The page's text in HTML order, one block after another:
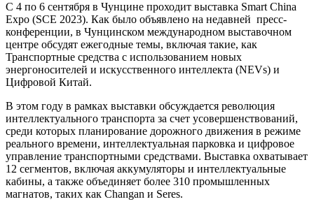
С 4 по 6 сентября в Чунцине проходит выставка Smart China
Expo (SCE 2023). Как было объявлено на недавней пресс-
конференции, в Чунцинском международном выставочном
центре обсудят ежегодные темы, включая такие, как
Транспортные средства с использованием новых
энергоносителей и искусственного интеллекта (NEVs) и
Цифровой Китай.
В этом году в рамках выставки обсуждается революция
интеллектуального транспорта за счет усовершенствований,
среди которых планирование дорожного движения в режиме
реального времени, интеллектуальная парковка и цифровое
управление транспортными средствами. Выставка охватывает
12 сегментов, включая аккумуляторы и интеллектуальные
кабины, а также объединяет более 310 промышленных
магнатов, таких как Changan и Seres.